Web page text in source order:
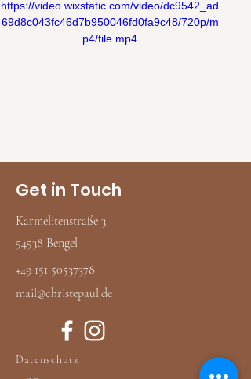
https://video.wixstatic.com/video/dc9542_ad
69d8c043fc46d7b950046fd0fa9c48/720p/m
p4/file.mp4
Get in Touch
Karmelitenstraße 3
54538 Bengel
‭+49 151 50537378
mail@christepaul.de
Datenschutz